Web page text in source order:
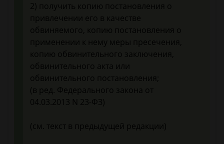
2) получить копию постановления о
привлечении его в качестве
обвиняемого, копию постановления о
применении к нему меры пресечения,
копию обвинительного заключения,
обвинительного акта или
обвинительного постановления;
(в ред. Федерального закона от
04.03.2013 N 23-ФЗ)
(см. текст в предыдущей редакции)